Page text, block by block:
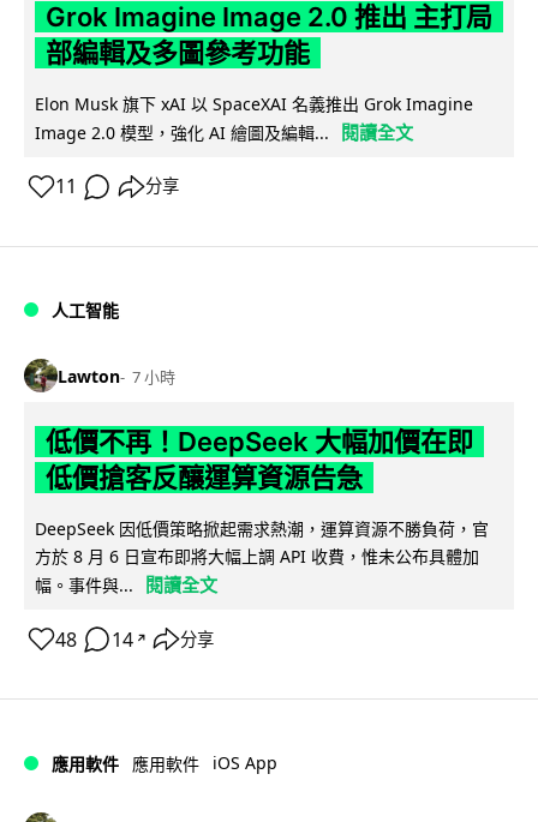
Grok Imagine Image 2.0 推出 主打局
部編輯及多圖參考功能
Elon Musk 旗下 xAI 以 SpaceXAI 名義推出 Grok Imagine
Image 2.0 模型，強化 AI 繪圖及編輯...
閱讀全文
11 分享
人工智能
Lawton 7 小時
低價不再！DeepSeek 大幅加價在即
低價搶客反釀運算資源告急
DeepSeek 因低價策略掀起需求熱潮，運算資源不勝負荷，官
方於 8 月 6 日宣布即將大幅上調 API 收費，惟未公布具體加
幅。事件與...
閱讀全文
48 14 ↗ 分享
應用軟件 應用軟件 iOS App